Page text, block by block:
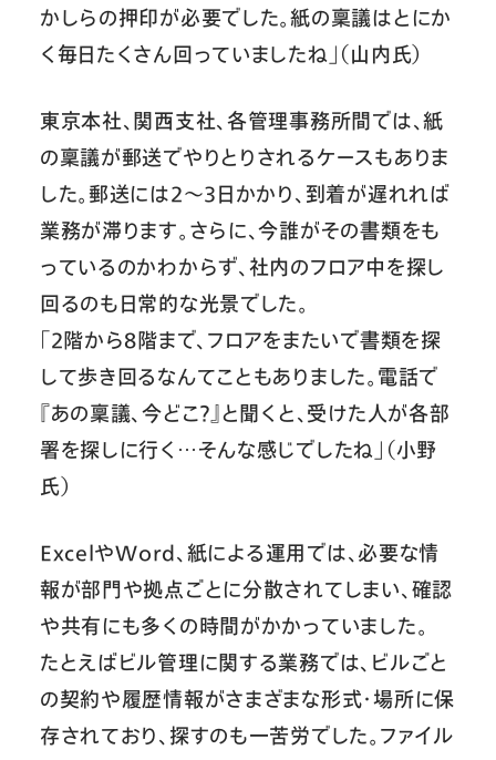
かしらの押印が必要でした。紙の稟議はとにか
く毎日たくさん回っていましたね」（山内氏）
東京本社、関西支社、各管理事務所間では、紙
の稟議が郵送でやりとりされるケースもありま
した。郵送には2～3日かかり、到着が遅れれば
業務が滞ります。さらに、今誰がその書類をも
っているのかわからず、社内のフロア中を探し
回るのも日常的な光景でした。
「2階から8階まで、フロアをまたいで書類を探
して歩き回るなんてこともありました。電話で
『あの稟議、今どこ？』と聞くと、受けた人が各部
署を探しに行く…そんな感じでしたね」（小野
氏）
ExcelやWord、紙による運用では、必要な情
報が部門や拠点ごとに分散されてしまい、確認
や共有にも多くの時間がかかっていました。
たとえばビル管理に関する業務では、ビルごと
の契約や履歴情報がさまざまな形式・場所に保
存されており、探すのも一苦労でした。ファイル